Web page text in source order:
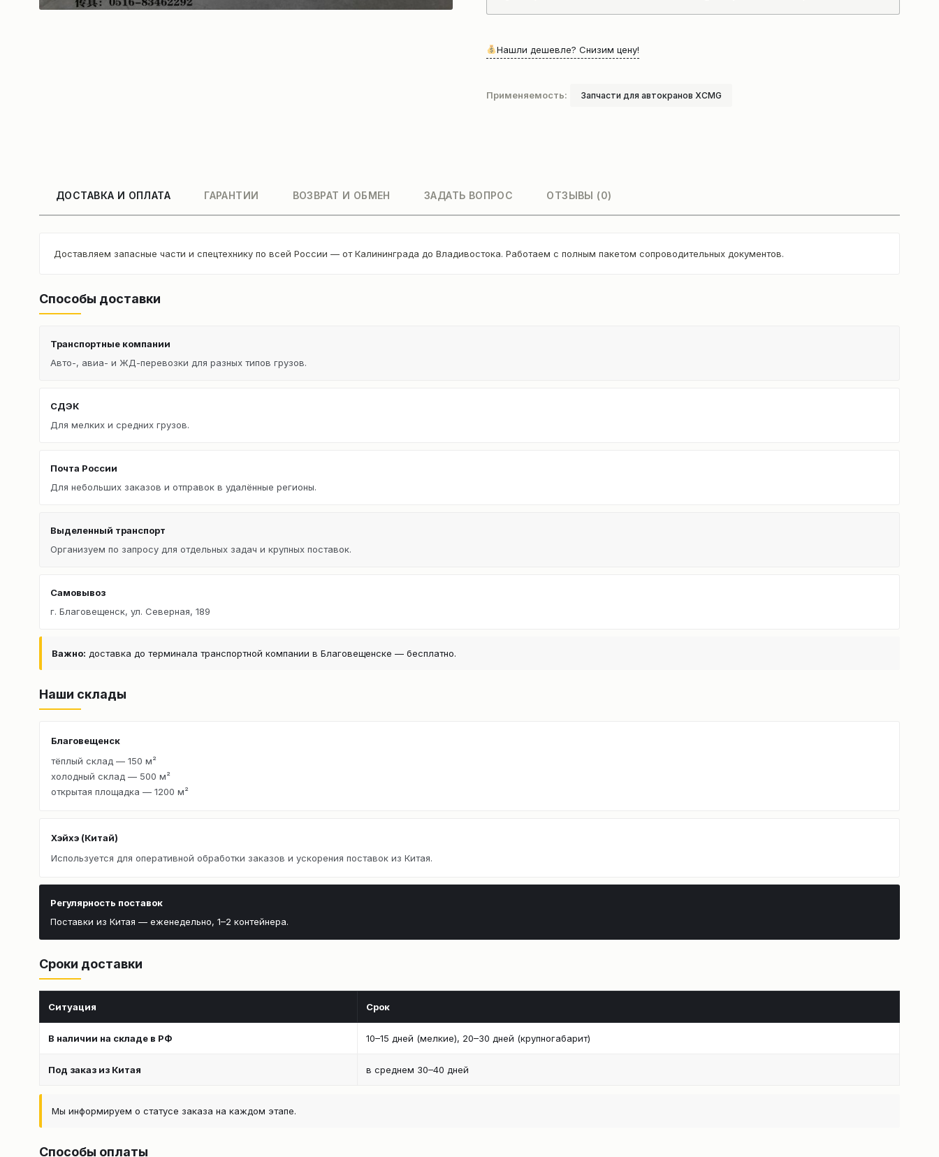
Нашли дешевле? Снизим цену!
Применяемость: Запчасти для автокранов XCMG
ДОСТАВКА И ОПЛАТА ГАРАНТИИ ВОЗВРАТ И ОБМЕН ЗАДАТЬ ВОПРОС ОТЗЫВЫ (0)
Доставляем запасные части и спецтехнику по всей России — от Калининграда до Владивостока. Работаем с полным пакетом сопроводительных документов.
Способы доставки
Транспортные компании
Авто-, авиа- и ЖД-перевозки для разных типов грузов.
СДЭК
Для мелких и средних грузов.
Почта России
Для небольших заказов и отправок в удалённые регионы.
Выделенный транспорт
Организуем по запросу для отдельных задач и крупных поставок.
Самовывоз
г. Благовещенск, ул. Северная, 189
Важно: доставка до терминала транспортной компании в Благовещенске — бесплатно.
Наши склады
Благовещенск
тёплый склад — 150 м²
холодный склад — 500 м²
открытая площадка — 1200 м²
Хэйхэ (Китай)
Используется для оперативной обработки заказов и ускорения поставок из Китая.
Регулярность поставок
Поставки из Китая — еженедельно, 1–2 контейнера.
Сроки доставки
Ситуация Срок
В наличии на складе в РФ 10–15 дней (мелкие), 20–30 дней (крупногабарит)
Под заказ из Китая в среднем 30–40 дней
Мы информируем о статусе заказа на каждом этапе.
Способы оплаты